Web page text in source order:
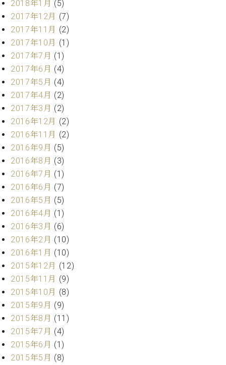
フ
マ
ン
ト
ラ
デ
ィ
シ
ョ
ン
W.
ホ
フ
マ
ン
ヴ
ィ
ジ
ョ
ン
C.BECHSTEIN
Digital(ベ
ヒ
シ
ュ
タ
イ
ン
デ
営
業
セ
ン
タ
ー
ス
タ
ッ
フ
挨
拶
技
術
者
介
展示
情報
【ユ
ーロ
ピア
選中
古】
イ
ベ
ン
情
報
2018年1月 (5)
2017年12月 (7)
2017年11月 (2)
2017年10月 (1)
2017年7月 (1)
2017年6月 (4)
2017年5月 (4)
2017年4月 (2)
2017年3月 (2)
2016年12月 (2)
2016年11月 (2)
2016年9月 (5)
2016年8月 (3)
2016年7月 (1)
2016年6月 (7)
2016年5月 (5)
2016年4月 (1)
2016年3月 (6)
2016年2月 (10)
2016年1月 (10)
2015年12月 (12)
2015年11月 (9)
2015年10月 (8)
2015年9月 (9)
2015年8月 (11)
2015年7月 (4)
2015年6月 (1)
2015年5月 (8)